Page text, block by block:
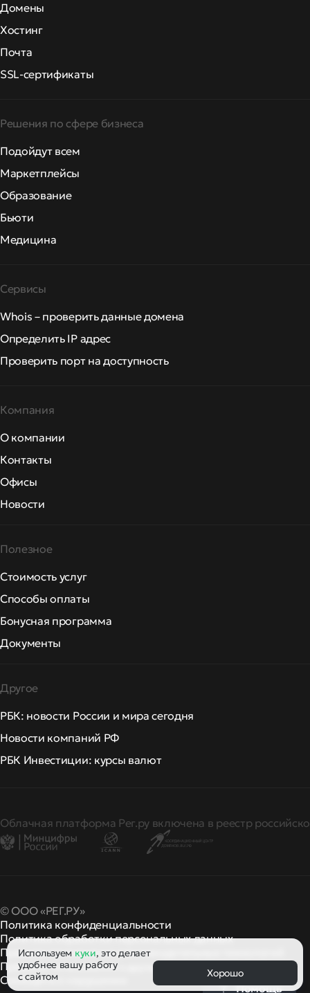
Домены
Хостинг
Почта
SSL-сертификаты
Решения по сфере бизнеса
Подойдут всем
Маркетплейсы
Образование
Бьюти
Медицина
Сервисы
Whois – проверить данные домена
Определить IP адрес
Проверить порт на доступность
Компания
О компании
Контакты
Офисы
Новости
Полезное
Стоимость услуг
Способы оплаты
Бонусная программа
Документы
Другое
РБК: новости России и мира сегодня
Новости компаний РФ
РБК Инвестиции: курсы валют
Облачная платформа Рег.ру включена в реестр
© ООО «РЕГ.РУ»
Политика конфиденциальности
Политика обработки персональных данных
Правила применения рекомендательных технологий
Правила пользованияи другие
правила и политики
Сообщить о нарушении
Используем куки, это делает
удобнее вашу работу
с сайтом
Хорошо
Помощь